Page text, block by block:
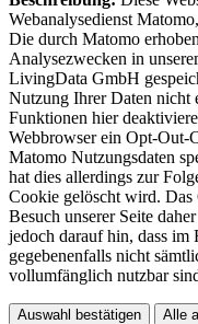
Webanalysedienst
Die durch Matomo
Analysezwecken in
LivingData GmbH
Nutzung Ihrer Daten nicht
Funktionen hier
Webbrowser ein Opt-Out-
Matomo Nutzungsdaten
hat dies allerdings zur
Cookie gelöscht wird. Das
Besuch unserer Seite
jedoch darauf hin, dass
gegebenenfalls nicht
vollumfänglich nutzbar
Auswahl bestätigen Alle